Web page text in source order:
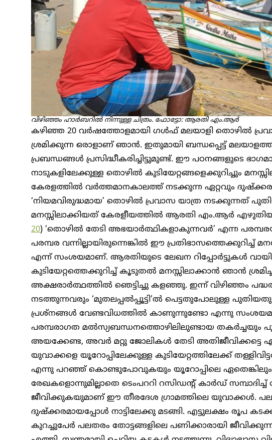
വിഴിഞ്ഞം ഹാര്‍ബറില്‍ നിന്നുള്ള ചിത്രം. ഫോട്ടോ: ആരതി എം.ആർ
കഴിഞ്ഞ 20 വർഷത്തോളമായി ഗൾഫ് മലയാളി തൊഴിൽ
ശ്രമിക്കുന്ന ഒരാളാണ് ഞാൻ. ഇതുമായി ബന്ധപ്പെട്ട്
പ്രബന്ധങ്ങൾ പ്രസിദ്ധീകരിച്ചിട്ടുമുണ്ട്. ഈ പഠനങ്ങളുടെ
നാടുകളിലേക്കുള്ള തൊഴിൽ കുടിയേറ്റങ്ങളെക്കുറിച്ചും
കേരളത്തിൽ വർത്തമാനകാലത്ത് നടക്കുന്ന ഏറ്റവും
‘നിയമവിരുദ്ധമായ’ തൊഴിൽ പ്രവാസ യാത്ര നടക്കുന്നത്
മനസ്സിലാക്കിയത് കേരളീയത്തിൽ ആരതി എം.ആർ
20) ‘തൊഴിൽ തേടി അഭയാർത്ഥികളാകുന്നവർ’ എന്ന
പരമ്പര വന്നില്ലായിരുന്നെങ്കിൽ ഈ പ്രതിഭാസത്തെക്കുറിച്ച്
എന്ന് സംശയമാണ്. ആരതിയുടെ ലേഖന റിപ്പോർട്ടുകൾ
കുടിയേറ്റത്തെക്കുറിച്ച് കൂടുതൽ മനസ്സിലാക്കാൻ ഞാൻ
അക്ഷരാർത്ഥത്തിൽ ഞെട്ടിച്ചു കളഞ്ഞു. ഇന്ന് വിഴിഞ്ഞം
നടത്തുന്നവരും ‘മുതലപ്പൽപ്പൂട്ടി’ൽ പെട്ടതുപോലുള്ള
പ്രശ്നങ്ങൾ വേണ്ടവിധത്തിൽ കാണുന്നുണ്ടോ എന്നു
പരമ്പരാഗത മൽസ്യബന്ധനത്തൊഴിലിലുണ്ടായ തകർച്ചയും
അയക്കേണ്ട, അവർ മറ്റു ജോലികൾ തേടി
യുവാക്കളെ യൂറോപ്പിലേക്കുള്ള കുടിയേറ്റത്തിലേക്ക്
എന്നു പറഞ്ഞ് കൊണ്ടുപോവുകയും യൂറോപ്പിലെ
രേഖകളൊന്നുമില്ലാതെ ടെംപററി റസിഡന്റ് കാർഡ്
ജീവിക്കുകയുമാണ് ഈ തീരദേശ ഗ്രാമത്തിലെ യുവാക്കൾ.
ദുഷ്ക്കരമായപ്പോൾ നാട്ടിലേക്കു മടങ്ങി. എട്ടുലക്ഷം രൂപ
കുറച്ചുപേർ പലതരം തോട്ടങ്ങളിലെ പണിക്കാരായി